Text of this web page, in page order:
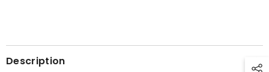
Description